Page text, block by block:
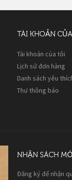
TÀI KHOẢN
Tài khoản của tôi
Lịch sử đơn hàng
Danh sách yêu
Thư thông báo
NHẬN SÁCH
Đăng ký để nhận